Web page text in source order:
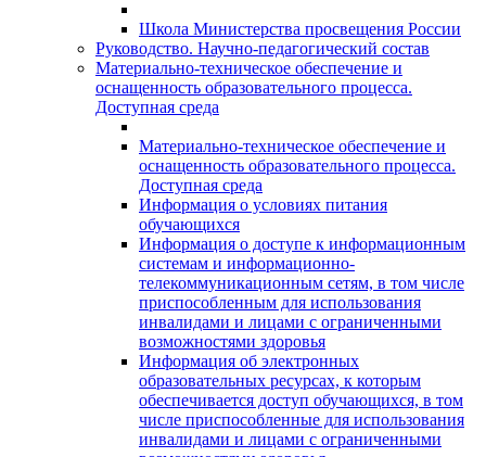
Школа Министерства просвещения России
Руководство. Научно-педагогический состав
Материально-техническое обеспечение и
оснащенность образовательного процесса.
Доступная среда
Материально-техническое обеспечение и
оснащенность образовательного процесса.
Доступная среда
Информация о условиях питания
обучающихся
Информация о доступе к информационным
системам и информационно-
телекоммуникационным сетям, в том числе
приспособленным для использования
инвалидами и лицами с ограниченными
возможностями здоровья
Информация об электронных
образовательных ресурсах, к которым
обеспечивается доступ обучающихся, в том
числе приспособленные для использования
инвалидами и лицами с ограниченными